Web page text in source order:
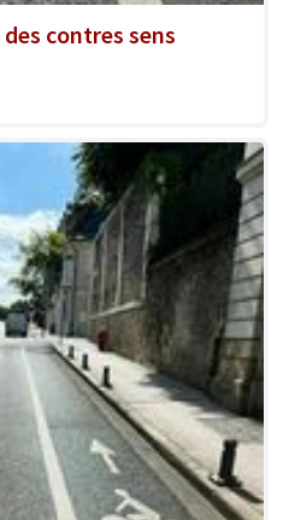
contres sens